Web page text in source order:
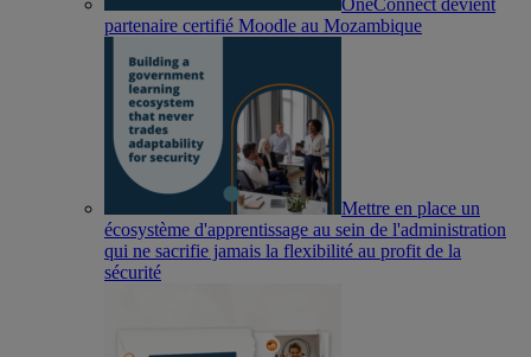
OneConnect devient
partenaire certifié Moodle au Mozambique
Mettre en place un
écosystème d'apprentissage au sein de l'administration
qui ne sacrifie jamais la flexibilité au profit de la
sécurité